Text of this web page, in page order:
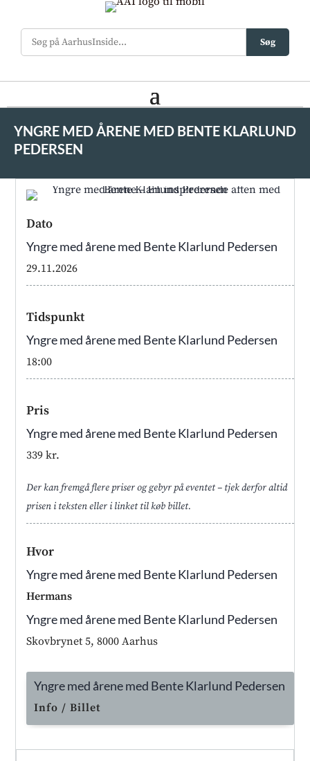
Søg
YNGRE MED ÅRENE MED BENTE KLARLUND
PEDERSEN
Dato
Yngre med årene med Bente Klarlund Pedersen
29.11.2026
Tidspunkt
Yngre med årene med Bente Klarlund Pedersen
18:00
Pris
Yngre med årene med Bente Klarlund Pedersen
339 kr.
Der kan fremgå flere priser og gebyr på eventet – tjek derfor altid
prisen i teksten eller i linket til køb billet.
Hvor
Yngre med årene med Bente Klarlund Pedersen
Hermans
Yngre med årene med Bente Klarlund Pedersen
Skovbrynet 5, 8000 Aarhus
Yngre med årene med Bente Klarlund Pedersen
Info / Billet